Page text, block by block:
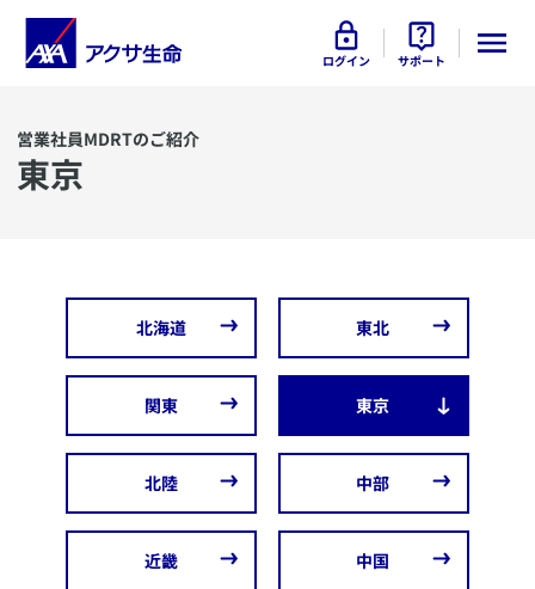
ログイン サポート
営業社員MDRTのご紹介
東京
北海道 ​東北
関東 東京
​北陸 ​中部
​近畿 ​中国